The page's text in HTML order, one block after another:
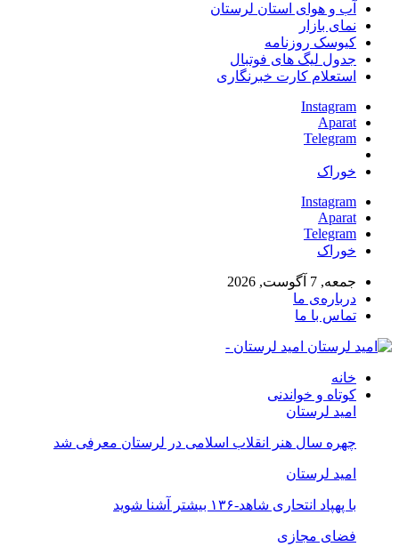
آب و هوای استان لرستان
نمای بازار
کیوسک روزنامه
جدول لیگ های فوتبال
استعلام کارت خبرنگاری
Instagram
Aparat
Telegram
خوراک
Instagram
Aparat
Telegram
خوراک
جمعه, 7 آگوست, 2026
درباره‌ی ما
تماس با ما
امید لرستان -
خانه
کوتاه و خواندنی
امید لرستان
چهره سال هنر انقلاب اسلامی در لرستان معرفی شد
امید لرستان
با پهپاد انتحاری شاهد-۱۳۶ بیشتر آشنا شوید
فضای مجازی